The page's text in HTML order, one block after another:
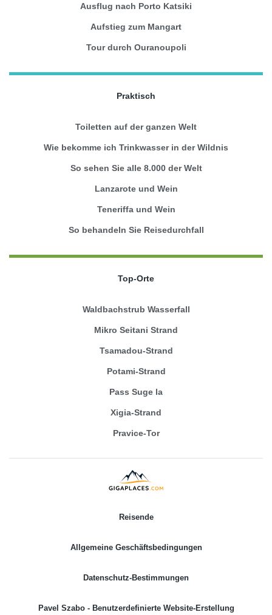
Ausflug nach Porto Katsiki
Aufstieg zum Mangart
Tour durch Ouranoupoli
Praktisch
Toiletten auf der ganzen Welt
Wie bekomme ich Trinkwasser in der Wildnis
So sehen Sie alle 8.000 der Welt
Lanzarote und Wein
Teneriffa und Wein
So behandeln Sie Reisedurchfall
Top-Orte
Waldbachstrub Wasserfall
Mikro Seitani Strand
Tsamadou-Strand
Potami-Strand
Pass Suge la
Xigia-Strand
Pravice-Tor
Reisende
Allgemeine Geschäftsbedingungen
Datenschutz-Bestimmungen
Pavel Szabo - Benutzerdefinierte Website-Erstellung